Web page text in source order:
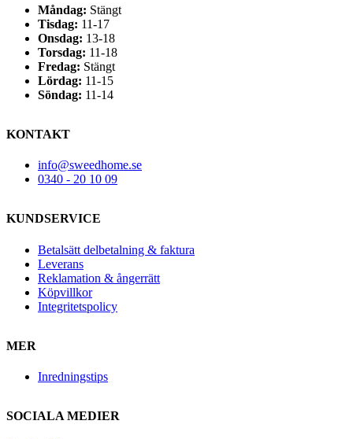
Måndag: Stängt
Tisdag: 11-17
Onsdag: 13-18
Torsdag: 11-18
Fredag: Stängt
Lördag: 11-15
Söndag: 11-14
KONTAKT
info@sweedhome.se
0340 - 20 10 09
KUNDSERVICE
Betalsätt delbetalning & faktura
Leverans
Reklamation & ångerrätt
Köpvillkor
Integritetspolicy
MER
Inredningstips
SOCIALA MEDIER